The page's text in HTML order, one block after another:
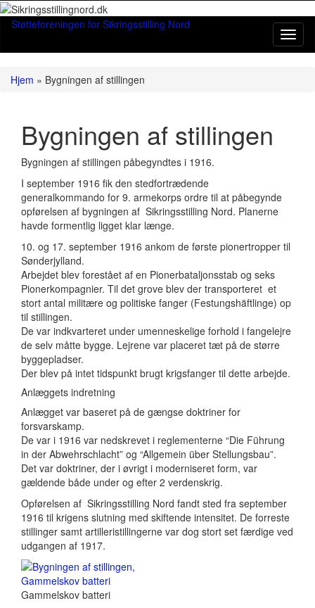
Støtteforeningen for Sikringsstilling Nord
Hjem » Bygningen af stillingen
Bygningen af stillingen
Bygningen af stillingen påbegyndtes i 1916.
I september 1916 fik den stedfortrædende
generalkommando for 9. armekorps ordre til at påbegynde
opførelsen af bygningen af Sikringsstilling Nord. Planerne
havde formentlig ligget klar længe.
10. og 17. september 1916 ankom de første pionertropper til
Sønderjylland.
Arbejdet blev forestået af en Pionerbataljonsstab og seks
Pionerkompagnier. Til det grove blev der transporteret et
stort antal militære og politiske fanger (Festungshäftlinge) op
til stillingen.
De var indkvarteret under umenneskelige forhold i fangelejre
de selv måtte bygge. Lejrene var placeret tæt på de større
byggepladser.
Der blev på intet tidspunkt brugt krigsfanger til dette arbejde.
Anlæggets indretning
Anlægget var baseret på de gængse doktriner for
forsvarskamp.
De var i 1916 var nedskrevet i reglementerne “Die Führung
in der Abwehrschlacht” og “Allgemein über Stellungsbau”.
Det var doktriner, der i øvrigt i moderniseret form, var
gældende både under og efter 2 verdenskrig.
Opførelsen af Sikringsstilling Nord fandt sted fra september
1916 til krigens slutning med skiftende intensitet. De forreste
stillinger samt artilleristillingerne var dog stort set færdige ved
udgangen af 1917.
Gammelskov batteri